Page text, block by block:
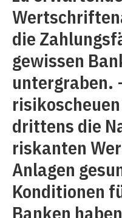
die
gewissen
untergraben.
drittens die
riskanten
Anlagen
Konditionen
Banken